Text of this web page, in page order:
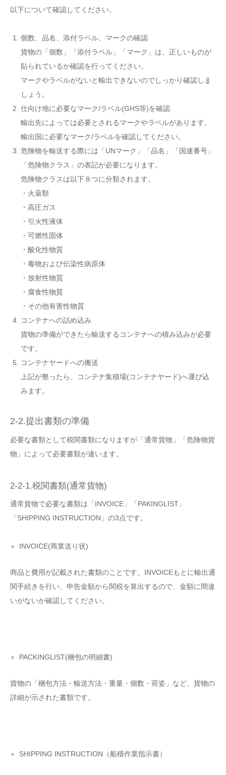
以下について確認してください。
個数、品名、添付ラベル、マークの確認
貨物の「個数」「添付ラベル」「マーク」は、正しいものが
貼られているか確認を行ってください。
マークやラベルがないと輸出できないのでしっかり確認しま
しょう。
仕向け地に必要なマーク/ラベル(GHS等)を確認
輸出先によっては必要とされるマークやラベルがあります。
輸出国に必要なマーク/ラベルを確認してください。
危険物を輸送する際には「 UNマーク」「品名」「国連番号」
「危険物クラス」の表記が必要になります。
危険物クラスは以下８つに分類されます。
・火薬類
・高圧ガス
・引火性液体
・可燃性固体
・酸化性物質
・毒物および伝染性病原体
・放射性物質
・腐食性物質
・その他有害性物質
コンテナへの詰め込み
貨物の準備ができたら輸送するコンテナへの積み込みが必要
です。
コンテナヤードへの搬送
上記が整ったら、
コンテナ集積場(コンテナヤード)へ運び込
みます。
2-2.提出書類の準備
必要な書類として税関書類になりますが「通常貨物」「危険物貨
物」によって必要書類が違います。
2-2-1.税関書類(通常貨物)
通常貨物で必要な書類は「INVOICE」「PAKINGLIST」
「SHIPPING INSTRUCTION」の3点です。
INVOICE(商業送り状)
商品と費用が記載された書類のことです。INVOICEもとに輸出通
関手続きを行い、申告金額から関税を算出するので、金額に間違
いがないか確認してください。
PACKINGLIST(梱包の明細書)
貨物の「梱包方法・輸送方法・重量・個数・荷姿」など、貨物の
詳細が示された書類です。
SHIPPING INSTRUCTION（船積作業指示書）